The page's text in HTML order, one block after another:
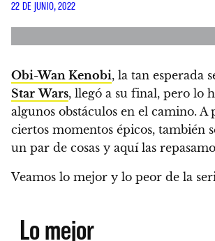
22 DE JUNIO, 2022
Obi-Wan Kenobi, la tan esperada
Star Wars, llegó a su final, pero lo
algunos obstáculos en el camino. A
ciertos momentos épicos, también
un par de cosas y aquí las
Veamos lo mejor y lo peor de la
Lo mejor